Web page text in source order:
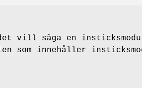
vill säga en
som innehåller